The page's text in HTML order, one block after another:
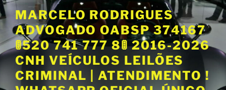
P
u
a
r
MARCELO RODRIGUES
ADVOGADO OABSP 374167
🚦520 741 777 8🚦 2016-2026
CNH VEÍCULOS LEILÕES
CRIMINAL | ATENDIMENTO !